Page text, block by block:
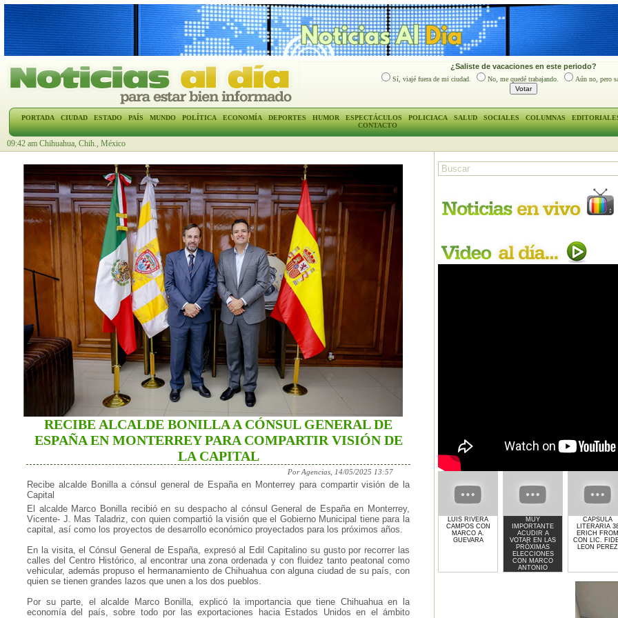
¿Saliste de vacaciones en este periodo?
Sí, viajé fuera de mi ciudad. No, me quedé trabajando. Aún no, pero
PORTADA CIUDAD ESTADO PAÍS MUNDO POLÍTICA ECONOMÍA DEPORTES HUMOR ESPECTÁCULOS POLICIACA SALUD SOCIALES COLUMNAS
CONTACTO
09:42 am Chihuahua, Chih., México
RECIBE ALCALDE BONILLA A CÓNSUL GENERAL DE
ESPAÑA EN MONTERREY PARA COMPARTIR VISIÓN DE
LA CAPITAL
Por Agencias, 14/05/2025 13:57
Recibe alcalde Bonilla a cónsul general de España en Monterrey para compartir visión de la
Capital
El alcalde Marco Bonilla recibió en su despacho al cónsul General de España en Monterrey,
Vicente- J. Mas Taladriz, con quien compartió la visión que el Gobierno Municipal tiene para la
capital, así como los proyectos de desarrollo económico proyectados para los próximos años.
En la visita, el Cónsul General de España, expresó al Edil Capitalino su gusto por recorrer las
calles del Centro Histórico, al encontrar una zona ordenada y con fluidez tanto peatonal como
vehicular, además propuso el hermanamiento de Chihuahua con alguna ciudad de su país, con
quien se tienen grandes lazos que unen a los dos pueblos.
Por su parte, el alcalde Marco Bonilla, explicó la importancia que tiene Chihuahua en la
economía del país, sobre todo por las exportaciones hacia Estados Unidos en el ámbito
LUIS RIVERA
CAMPOS CON
MARCO A.
GUEVARA
MUY
IMPORTANTE
ACUDIR A
VOTAR EN LAS
PRÓXIMAS
ELECCIONES
CON MARCO
ANTONIO
GUEVARA
CAPSULA
LITERARIA
ERICH FROM
CON LIC.
LEON PEREZ